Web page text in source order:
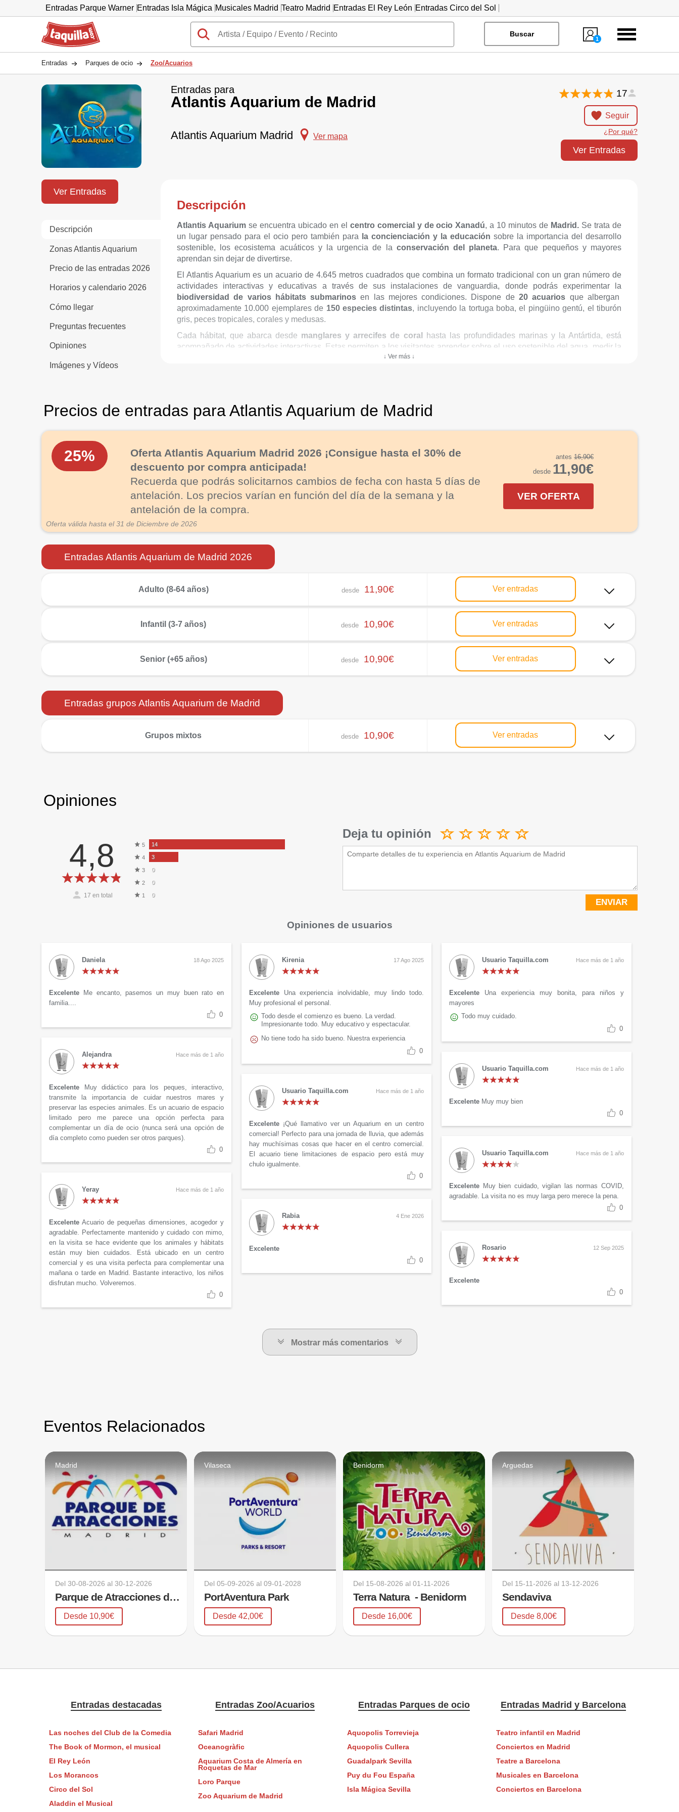
Entradas Parque Warner Entradas Isla Mágica Musicales Madrid Teatro Madrid Entradas El Rey León Entradas Circo del Sol
Taquilla.com
Buscar
1
Menú
Entradas Parques de ocio Zoo/Acuarios
Entradas para
Atlantis Aquarium de Madrid
Atlantis Aquarium Madrid Ver mapa
17
Seguir
¿Por qué?
Ver Entradas
Ver Entradas
Descripción
Zonas Atlantis Aquarium
Precio de las entradas 2026
Horarios y calendario 2026
Cómo llegar
Preguntas frecuentes
Opiniones
Imágenes y Vídeos
Descripción
Atlantis Aquariumse encuentra ubicado en el centro comercial y de ocio Xanadú, a 10 minutos de Madrid. Se trata de
un lugar pensado para el ocio pero también para la concienciación y la educación sobre la importancia del desarrollo
sostenible, los ecosistema acuáticos y la urgencia de la conservación del planeta. Para que pequeños y mayores
aprendan sin dejar de divertirse.
El Atlantis Aquarium es un acuario de 4.645 metros cuadrados que combina un formato tradicional con un gran número de
actividades interactivas y educativas a través de sus instalaciones de vanguardia, donde podrás experimentar la
biodiversidad de varios hábitats submarinos en las mejores condiciones. Dispone de 20 acuarios que albergan
aproximadamente 10.000 ejemplares de 150 especies distintas, incluyendo la tortuga boba, el pingüino gentú, el tiburón
gris, peces tropicales, corales y medusas.
Cada hábitat, que abarca desde manglares y arrecifes de coral
hasta las profundidades marinas y la Antártida, está
acompañado de actividades interactivas. Estas permiten a los visitantes aprender sobre el uso sostenible del agua, medir la
velocidad o el peso de algunas especies marinas, e incluso disfrutar de una experiencia en una playa interactiva.
↓ Ver más ↓
Precios de entradas para Atlantis Aquarium de Madrid
25%
Oferta Atlantis Aquarium Madrid 2026 ¡Consigue hasta el 30% de
descuento por compra anticipada!
Recuerda que podrás solicitarnos cambios de fecha con hasta 5 días de
antelación. Los precios varían en función del día de la semana y la
antelación de la compra.
antes 16,90€
desde 11,90€
VER OFERTA
Oferta válida hasta el 31 de Diciembre de 2026
Entradas Atlantis Aquarium de Madrid 2026
Adulto (8-64 años) desde 11,90€ Ver entradas
Infantil (3-7 años) desde 10,90€ Ver entradas
Senior (+65 años) desde 10,90€ Ver entradas
Entradas grupos Atlantis Aquarium de Madrid
Grupos mixtos desde 10,90€ Ver entradas
Opiniones
4,8
17 en total
5 14
4 3
3 0
2 0
1 0
Deja tu opinión
ENVIAR
Opiniones de usuarios
Daniela 18 Ago 2025
Excelente
Me encanto, pasemos un muy buen rato en
familia....
0
Kirenia 17 Ago 2025
Excelente
Una experiencia inolvidable, muy lindo todo.
Muy profesional el personal.
Todo desde el comienzo es bueno. La verdad.
Impresionante todo. Muy educativo y espectacular.
No tiene todo ha sido bueno. Nuestra experiencia
0
Usuario Taquilla.com Hace más de 1 año
Excelente
Una experiencia muy bonita, para niños y
mayores
Todo muy cuidado.
0
Alejandra Hace más de 1 año
Excelente
Muy didáctico para los peques, interactivo,
transmite la importancia de cuidar nuestros mares y
preservar las especies animales. Es un acuario de espacio
limitado pero me parece una opción perfecta para
complementar un día de ocio (nunca será una opción de
día completo como pueden ser otros parques).
0
Usuario Taquilla.com Hace más de 1 año
Excelente Muy muy bien
0
Usuario Taquilla.com Hace más de 1 año
Excelente ¡Qué llamativo ver un Aquarium en un centro
comercial! Perfecto para una jornada de lluvia, que además
hay muchísimas cosas que hacer en el centro comercial.
El acuario tiene limitaciones de espacio pero está muy
chulo igualmente.
0
Usuario Taquilla.com Hace más de 1 año
Excelente Muy bien cuidado, vigilan las normas COVID,
agradable. La visita no es muy larga pero merece la pena.
0
Yeray Hace más de 1 año
Excelente Acuario de pequeñas dimensiones, acogedor y
agradable. Perfectamente mantenido y cuidado con mimo,
en la visita se hace evidente que los animales y hábitats
están muy bien cuidados. Está ubicado en un centro
comercial y es una visita perfecta para complementar una
mañana o tarde en Madrid. Bastante interactivo, los niños
disfrutan mucho. Volveremos.
0
Rabia 4 Ene 2026
Excelente
0
Rosario 12 Sep 2025
Excelente
0
Mostrar más comentarios
Eventos Relacionados
Madrid
Del30-08-2026 al30-12-2026
Parque de Atracciones de Madrid
Desde 10,90€
Vilaseca
Del05-09-2026 al09-01-2028
PortAventura Park
Desde 42,00€
Benidorm
Del 15-08-2026 al01-11-2026
Terra Natura  - Benidorm
Desde 16,00€
Arguedas
Del 15-11-2026 al 13-12-2026
Sendaviva
Desde 8,00€
Entradas destacadas
Las noches del Club de la Comedia
The Book of Mormon, el musical
El Rey León
Los Morancos
Circo del Sol
Aladdin el Musical
Entradas Zoo/Acuarios
Safari Madrid
Oceanogràfic
Aquarium Costa de Almería en
Roquetas de Mar
Loro Parque
Zoo Aquarium de Madrid
Entradas Parques de ocio
Aquopolis Torrevieja
Aquopolis Cullera
Guadalpark Sevilla
Puy du Fou España
Isla Mágica Sevilla
Entradas Madrid y Barcelona
Teatro infantil en Madrid
Conciertos en Madrid
Teatre a Barcelona
Musicales en Barcelona
Conciertos en Barcelona